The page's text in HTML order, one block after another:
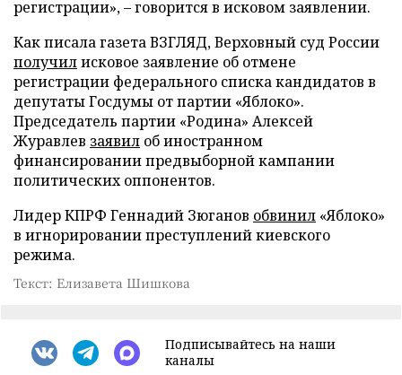
регистрации», – говорится в исковом заявлении.
Как писала газета ВЗГЛЯД, Верховный суд России
получилисковое заявление об отмене
регистрации федерального списка кандидатов в
депутаты Госдумы от партии «Яблоко».
Председатель партии «Родина» Алексей
Журавлев заявил об иностранном
финансировании предвыборной кампании
политических оппонентов.
Лидер КПРФ Геннадий Зюганов обвинил «Яблоко»
в игнорировании преступлений киевского
режима.
Текст: Елизавета Шишкова
Подписывайтесь на наши
каналы